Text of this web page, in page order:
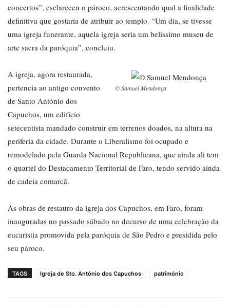
concertos”, esclareceu o pároco, acrescentando qual a finalidade
definitiva que gostaria de atribuir ao templo. “Um dia, se tivesse
uma igreja funerante, aquela igreja seria um belíssimo museu de
arte sacra da paróquia”, concluiu.
© Samuel Mendonça
A igreja, agora restaurada,
pertencia ao antigo convento
de Santo António dos
Capuchos, um edifício
setecentista mandado construir em terrenos doados, na altura na
periferia da cidade. Durante o Liberalismo foi ocupado e
remodelado pela Guarda Nacional Republicana, que ainda ali tem
o quartel do Destacamento Territorial de Faro, tendo servido ainda
de cadeia comarcã.
As obras de restauro da igreja dos Capuchos, em Faro, foram
inauguradas no passado sábado no decurso de uma celebração da
eucaristia promovida pela paróquia de São Pedro e presidida pelo
seu pároco.
TAGS Igreja de Sto. António dos Capuchos património